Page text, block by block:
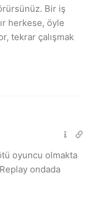
Bir iş
herkese, öyle
tekrar çalışmak
oyuncu olmakta
ondada